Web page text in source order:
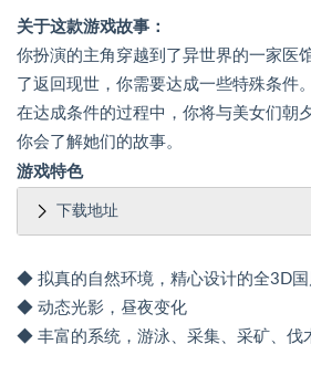
关于这款游戏故事：
你扮演的主角穿越到了异世界的一家医
了返回现世，你需要达成一些特殊条件。
在达成条件的过程中，你将与美女们朝
你会了解她们的故事。
游戏特色
下载地址
◆ 拟真的自然环境，精心设计的全3D国
◆ 动态光影，昼夜变化
◆ 丰富的系统，游泳、采集、采矿、伐